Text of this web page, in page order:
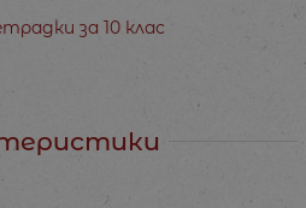
за 10 клас